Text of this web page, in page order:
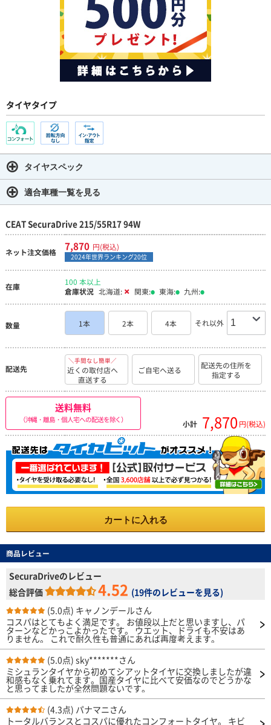
タイヤタイプ
タイヤスペック
適合車種一覧を見る
CEAT SecuraDrive 215/55R17 94W
ネット注文価格 7,870 円(税込)
2024年世界ランキング20位
在庫
100 本以上
倉庫状況 北海道: 関東: 東海: 九州:
数量 1本 2本 4本 それ以外
配送先
＼手間なし簡単／
近くの取付店へ
直送する
ご自宅へ送る
配送先の住所を
指定する
送料無料
（沖縄・離島・個人宅への配送を除く） 小計 7,870 円(税込)
カートに入れる
商品レビュー
SecuraDriveのレビュー
総合評価
4.52 (19件のレビューを見る)
(5.0点) キャノンデールさん
コスパはとてもよく満足です。 お値段以上だと思いますし、パ
ターンなどかっこよかったです。 ウエット、ドライも不安はあ
りません。 これで耐久性も普通にあれば再度考えます。
(5.0点) sky*******さん
ミシュランタイヤから初めてシアットタイヤに交換しましたが違
和感もなく乗れてます。国産タイヤに比べて安価なのでどうかな
と思ってましたが全然問題ないです。
(4.3点) パナマニさん
トータルバランスとコスパに優れたコンフォートタイヤ。 キビ